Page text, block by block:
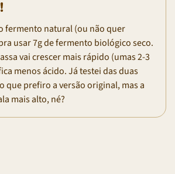
fermento natural (ou não quer
usar 7g de fermento biológico seco.
vai crescer mais rápido (umas 2-3
menos ácido. Já testei das duas
que prefiro a versão original, mas a
mais alto, né?